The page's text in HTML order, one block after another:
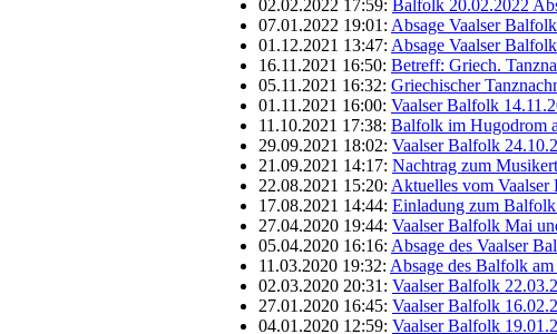
02.02.2022 17:59: Balfolk 20.02.2022
07.01.2022 19:01: Absage Vaalser
01.12.2021 13:47: Absage Vaalser
16.11.2021 16:50: Betreff: Griech.
05.11.2021 16:32: Griechischer
01.11.2021 16:00: Vaalser Balfolk
11.10.2021 17:38: Balfolk im Hugodrom
29.09.2021 18:02: Vaalser Balfolk
21.09.2021 14:17: Nachtrag zum
22.08.2021 15:20: Aktuelles vom Vaalser
17.08.2021 14:44: Einladung zum
27.04.2020 19:44: Vaalser Balfolk Mai
05.04.2020 16:16: Absage des Vaalser
11.03.2020 19:32: Absage des Balfolk
02.03.2020 20:31: Vaalser Balfolk
27.01.2020 16:45: Vaalser Balfolk
04.01.2020 12:59: Vaalser Balfolk